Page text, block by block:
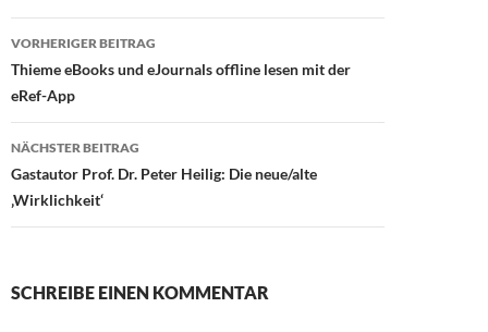
Beitragsnavigation
VORHERIGER BEITRAG
Thieme eBooks und eJournals offline lesen mit der
eRef-App
NÄCHSTER BEITRAG
Gastautor Prof. Dr. Peter Heilig: Die neue/alte
‚Wirklichkeit‘
SCHREIBE EINEN KOMMENTAR